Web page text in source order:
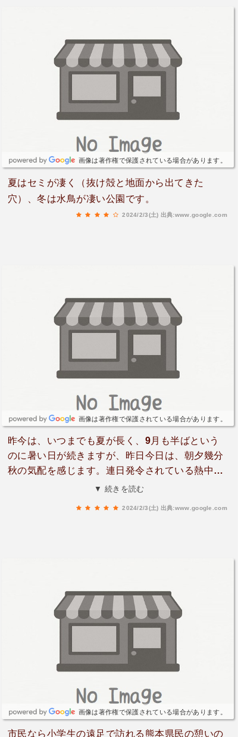
ラマンも多く、街中にありながら水質の良い水辺
である事を物語っています。個人的にはジョギン
グで訪れることが多いのですが、木陰が多いため
車場北側に2ヶ所、南側のボートハウス付近に1ヶ
所ありトータルだと150台程度は駐車できそうで
画像は著作権で保護されている場合があります。
夏はセミが凄く（抜け殻と地面から出てきた
穴）、冬は水鳥が凄い公園です。
2024/2/3(土) 出典:www.google.com
画像は著作権で保護されている場合があります。
昨今は、いつまでも夏が長く、9月も半ばという
のに暑い日が続きますが、昨日今日は、朝夕幾分
秋の気配を感じます。連日発令されている熱中症
アラートも今日は珍しく発令されてないので、久
▼ 続きを読む
2024/2/3(土) 出典:www.google.com
画像は著作権で保護されている場合があります。
市民なら小学生の遠足で訪れる熊本県民の憩いの